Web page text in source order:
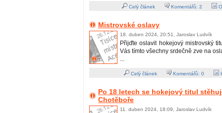
Celý článek Komentářů: 2
Mistrovské oslavy
18. duben 2024, 20:51, Jaroslav Ludvík
Přijďte oslavit hokejový mistrovský
Vás tímto všechny srdečně zve na
...
Celý článek Komentářů: 0
Po 18 letech se hokejový titul
Chotěboře
11. duben 2024, 18:09, Jaroslav Ludvík